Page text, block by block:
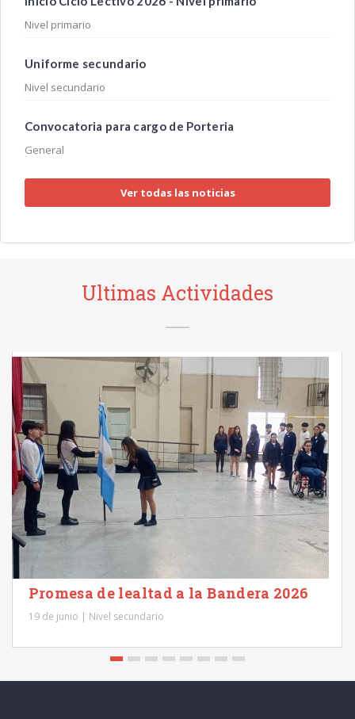
Nivel primario
Uniforme secundario
Nivel secundario
Convocatoria para cargo de Porteria
General
Ver todas las noticias
Ultimas Actividades
Promesa de lealtad a la Bandera 2026
19 de junio | Nivel secundario